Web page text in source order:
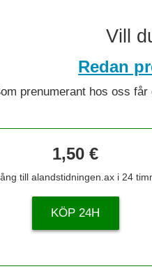
Vill
Redan
prenumerant hos oss
1,50 €
till alandstidningen.ax i 24
KÖP 24H